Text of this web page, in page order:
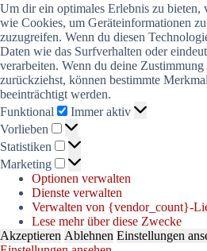
Um dir ein optimales Erlebnis zu bieten,
wie Cookies, um Geräteinformationen
zuzugreifen. Wenn du diesen
Daten wie das Surfverhalten oder
verarbeiten. Wenn du deine
zurückziehst, können bestimmte
beeinträchtigt werden.
Funktional
Funktional
Immer aktiv
Vorlieben
Vorlieben
Statistiken Statistiken
Marketing Marketing
Optionen verwalten
Dienste verwalten
Verwalten von {vendor_count}-
Lese mehr über diese Zwecke
Akzeptieren Ablehnen Einstellungen